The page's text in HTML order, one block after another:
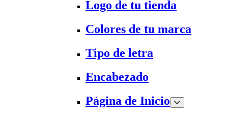
Logo de tu tienda
Colores de tu marca
Tipo de letra
Encabezado
Página de Inicio